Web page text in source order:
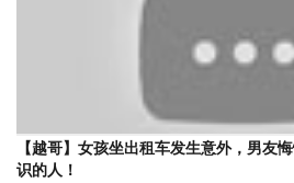
【越哥】女孩坐出租车发生意外，男友
识的人！